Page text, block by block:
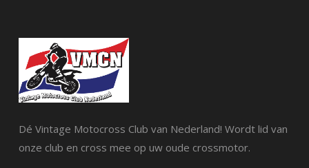
Dé Vintage Motocross Club van Nederland! Wordt lid van
onze club en cross mee op uw oude crossmotor.